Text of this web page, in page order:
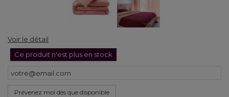
Voir le détail
Ce produit n'est plus en stock
Prévenez moi dès que disponible